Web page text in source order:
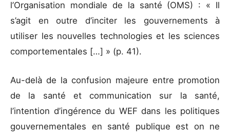
l’Organisation mondiale de la santé (OMS) : « Il
s’agit en outre d’inciter les gouvernements à
utiliser les nouvelles technologies et les sciences
comportementales […] » (p. 41).
Au-delà de la confusion majeure entre promotion
de la santé et communication sur la santé,
l’intention d’ingérence du WEF dans les politiques
gouvernementales en santé publique est on ne